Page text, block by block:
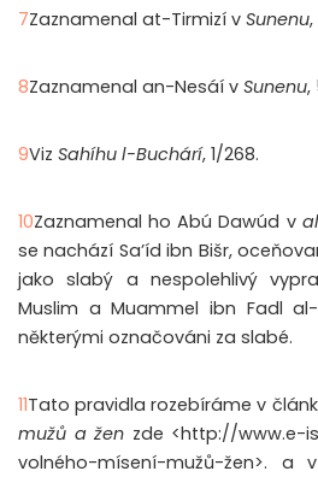
7Zaznamenal at-Tirmizí v Sunenu,
8Zaznamenal an-Nesáí v Sunenu,
9Viz Sahíhu l-Buchárí, 1/268.
10Zaznamenal ho Abú Dawúd v
se nachází Sa’íd ibn Bišr,
jako slabý a nespolehlivý
Muslim a Muammel ibn Fadl
některými označováni za slabé.
11Tato pravidla rozebíráme v
mužů a žen zde <http://www.e-
volného-mísení-mužů-žen>.